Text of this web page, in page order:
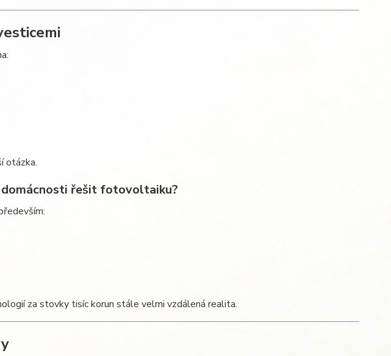
otázka.
řešit fotovoltaiku?
za stovky tisíc korun stále velmi vzdálená realita.